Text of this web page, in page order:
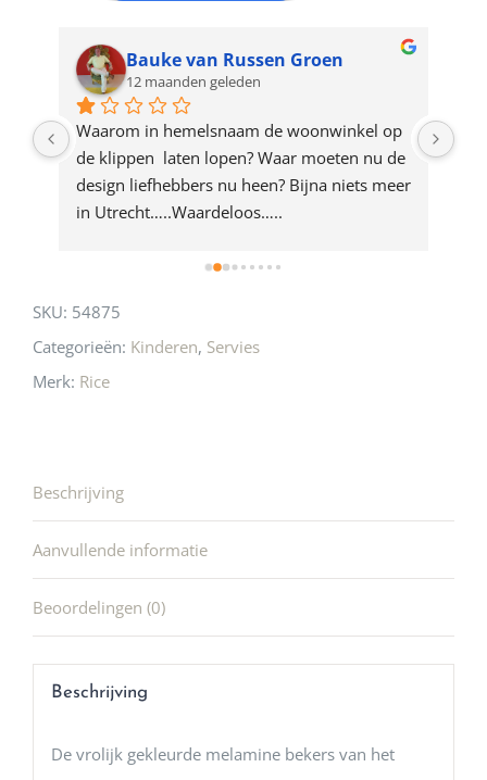
product
Bauke van Russen Groen
12 maanden geleden
Waarom in hemelsnaam de woonwinkel op
de klippen  laten lopen? Waar moeten nu de
design liefhebbers nu heen? Bijna niets meer
in Utrecht…..Waardeloos…..
SKU: 54875
Categorieën: Kinderen, Servies
Merk: Rice
Beschrijving
Aanvullende informatie
Beoordelingen (0)
Beschrijving
De vrolijk gekleurde melamine bekers van het